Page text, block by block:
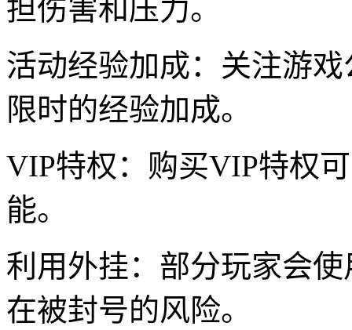
担伤害和压力。
活动经验加成：关注游
限时的经验加成。
VIP特权：购买VIP特权
能。
利用外挂：部分玩家会
在被封号的风险。